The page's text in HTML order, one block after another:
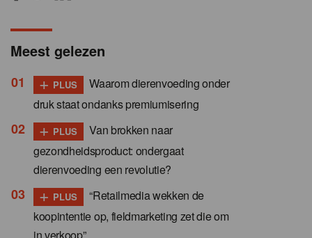
Meest gelezen
+ PLUS
Waarom dierenvoeding onder
druk staat ondanks premiumisering
+ PLUS
Van brokken naar
gezondheidsproduct: ondergaat
dierenvoeding een revolutie?
+ PLUS
“Retailmedia wekken de
koopintentie op, fieldmarketing zet die om
in verkoop”